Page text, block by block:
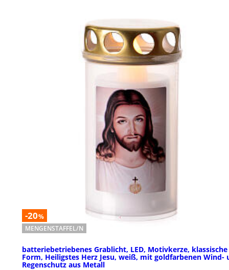
-20%
MENGENSTAFFEL/N
batteriebetriebenes Grablicht, LED, Motivkerze, klassische
Form, Heiligstes Herz Jesu, weiß, mit goldfarbenen Wind-
Regenschutz aus Metall